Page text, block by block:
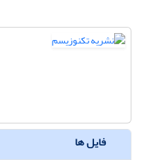
فایل ها